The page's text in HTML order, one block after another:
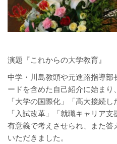
演題『これからの大学教育』
中学・川島教頭や元進路指導
ードを含めた自己紹介に始まり
「大学の国際化」「高大接続
「入試改革」「就職キャリア
有意義で考えさせられ、また
いただきました。